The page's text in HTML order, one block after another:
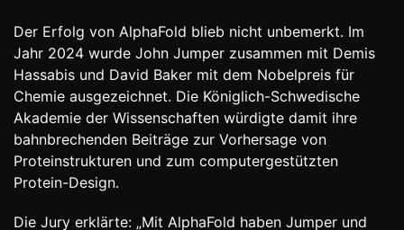
Der Erfolg von AlphaFold blieb nicht unbemerkt. Im
Jahr 2024 wurde John Jumper zusammen mit Demis
Hassabis und David Baker mit dem Nobelpreis für
Chemie ausgezeichnet. Die Königlich-Schwedische
Akademie der Wissenschaften würdigte damit ihre
bahnbrechenden Beiträge zur Vorhersage von
Proteinstrukturen und zum computergestützten
Protein-Design.
Die Jury erklärte: „Mit AlphaFold haben Jumper und